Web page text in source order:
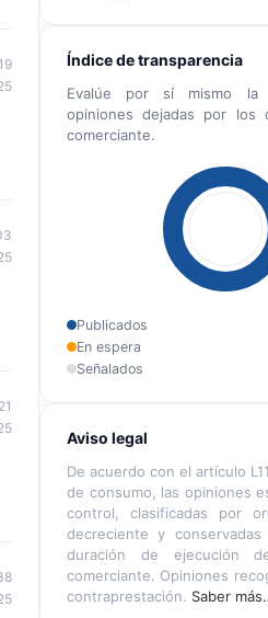
Índice de transparencia
Evalúe por sí mismo la
opiniones dejadas por los
comerciante.
Publicados
En espera
Señalados
Aviso legal
De acuerdo con el artículo
de consumo, las opiniones
control, clasificadas por
decreciente y
duración de ejecución
comerciante. Opiniones
contraprestación. Saber